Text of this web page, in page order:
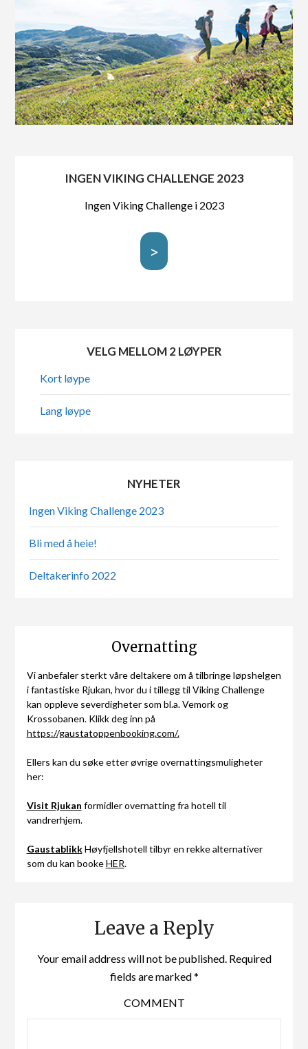
INGEN VIKING CHALLENGE 2023
Ingen Viking Challenge i 2023
>
VELG MELLOM 2 LØYPER
Kort løype
Lang løype
NYHETER
Ingen Viking Challenge 2023
Bli med å heie!
Deltakerinfo 2022
Overnatting
Vi anbefaler sterkt våre deltakere om å tilbringe løpshelgen
i fantastiske Rjukan, hvor du i tillegg til Viking Challenge
kan oppleve severdigheter som bl.a. Vemork og
Krossobanen. Klikk deg inn på
https://gaustatoppenbooking.com/.
Ellers kan du søke etter øvrige overnattingsmuligheter
her:
Visit Rjukan formidler overnatting fra hotell til
vandrerhjem.
GaustablikkHøyfjellshotell tilbyr en rekke alternativer
som du kan bookeHER.
Leave a Reply
Your email address will not be published. Required
fields are marked*
COMMENT